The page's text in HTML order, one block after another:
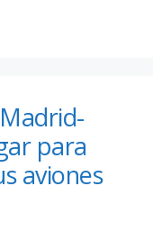
para
aviones